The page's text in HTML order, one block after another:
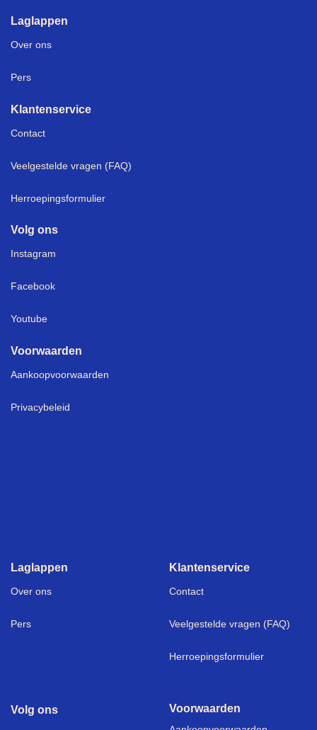
Laglappen
Over ons
Pers
Klantenservice
Contact
Veelgestelde vragen (FAQ)
Herroepingsformulier
Volg ons
Instagram
Facebook
Youtube
Voorwaarden
Aankoopvoorwaarden
Privacybeleid
Laglappen
Over ons
Pers
Klantenservice
Contact
Veelgestelde vragen (FAQ)
Herroepingsformulier
Volg ons Voorwaarden